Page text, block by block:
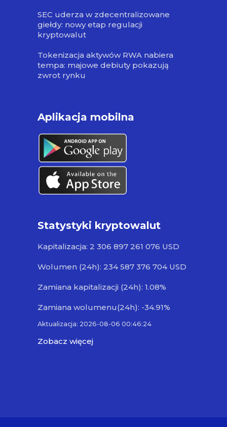
SEC uderza w zdecentralizowane
giełdy: nowy etap regulacji
kryptowalut
Tokenizacja aktywów RWA nabiera
tempa: majowe debiuty pokazują
zwrot rynku
Aplikacja mobilna
Statystyki kryptowalut
Kapitalizacja: 2 306 897 261 076 USD
Wolumen (24h): 234 587 376 704 USD
Zamiana kapitalizacji (24h): 1.08%
Zamiana wolumenu(24h): -34.91%
Aktualizacja: 2026-08-06 00:46:24
Zobacz więcej